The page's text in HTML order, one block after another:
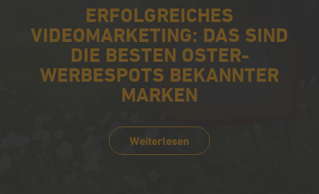
ERFOLGREICHES
VIDEOMARKETING: DAS SIND
DIE BESTEN OSTER-
WERBESPOTS BEKANNTER
MARKEN
Weiterlesen